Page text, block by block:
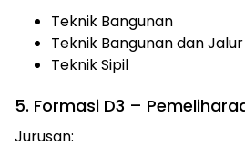
Teknik Bangunan
Teknik Bangunan dan
Teknik Sipil
5. Formasi D3 –
Jurusan: